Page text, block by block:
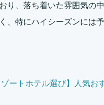
り、落ち着いた雰囲気の
、特にハイシーズンには
ートホテル選び】人気お